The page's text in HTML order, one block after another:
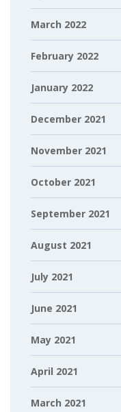
March 2022
February 2022
January 2022
December 2021
November 2021
October 2021
September 2021
August 2021
July 2021
June 2021
May 2021
April 2021
March 2021